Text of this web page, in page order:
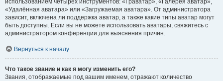
использованием четырёх инструментов: «Граватар», «Галерея аватар»,
«Удалённая аватара» или «Загружаемая аватара». От администратора
зависит, включена ли поддержка аватар, а также какие типы аватар могут
быть доступны. Если вы не можете использовать аватары, свяжитесь с
администратором конференции для выяснения причин.
Вернуться к началу
Что такое звание и как я могу изменить его?
Звания, отображаемые под вашим именем, отражают количество